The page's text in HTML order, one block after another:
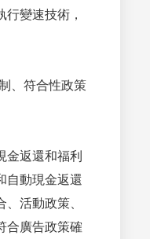
變速技術，
、符合性政策
金返還和福利
自動現金返還
活動政策、
合廣告政策確